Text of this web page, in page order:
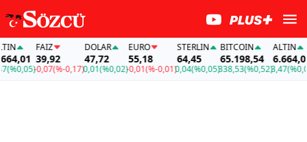
FAİZ
39,92
-0,07(%-0,17)
DOLAR
47,72
0,01(%0,02)
EURO
55,18
-0,01(%-0,01)
STERLIN
64,45
0,04(%0,05)
BITCOIN
65.198,54
338,53(%0,52)
ALTIN
6.664,01
3,47(%0,05)-